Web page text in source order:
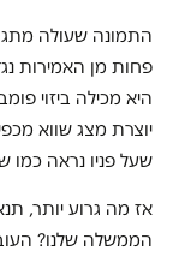
התמונה שעולה
פחות מן האמירות
היא מכילה ביזוי
יוצרת מצג שווא
שעל פניו נראה כמו
אז מה גרוע יותר,
הממשלה שלנו?